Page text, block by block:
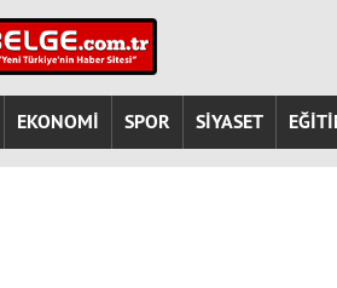
EKONOMİ SPOR SİYASET